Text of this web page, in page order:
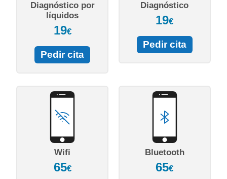
Diagnóstico por
líquidos
19€
Pedir cita
Diagnóstico
19€
Pedir cita
Wifi
65€
Bluetooth
65€